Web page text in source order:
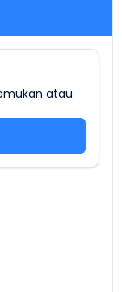
atau